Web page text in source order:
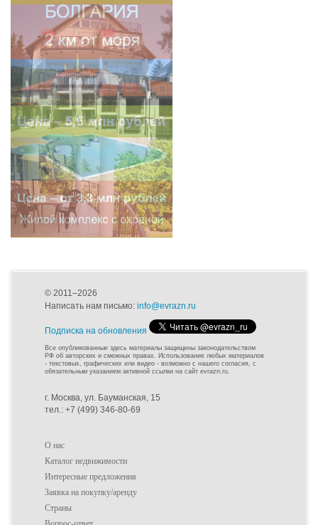
© 2011–2026
Написать нам письмо: info@evrazn.ru
Подписка на обновления
Все опубликованные здесь материалы защищены законодательством
РФ об авторских и смежных правах. Использование любых материалов
- текстовых, графических или видео - возможно с нашего согласия, с
обязательным указанием активной ссылки на сайт evrazn.ru.
г. Москва, ул. Бауманская, 15
тел.: +7 (499) 346-80-69
О нас
Каталог недвижимости
Интересные предложения
Заявка на покупку/аренду
Страны